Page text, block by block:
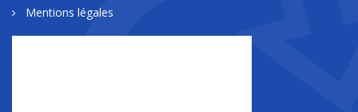
Mentions légales